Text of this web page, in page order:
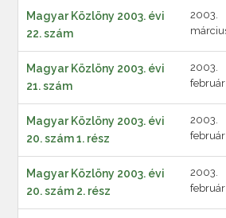
Magyar Közlöny 2003. évi
22. szám
2003.
Magyar Közlöny 2003. évi
21. szám
2003.
Magyar Közlöny 2003. évi
20. szám 1. rész
2003.
Magyar Közlöny 2003. évi
20. szám 2. rész
2003.